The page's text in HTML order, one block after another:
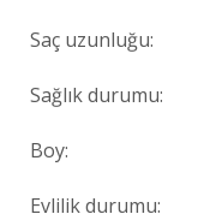
Saç uzunluğu:
Sağlık durumu:
Boy:
Evlilik durumu: